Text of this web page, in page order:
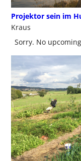
Projektor sein im
Kraus
Sorry. No